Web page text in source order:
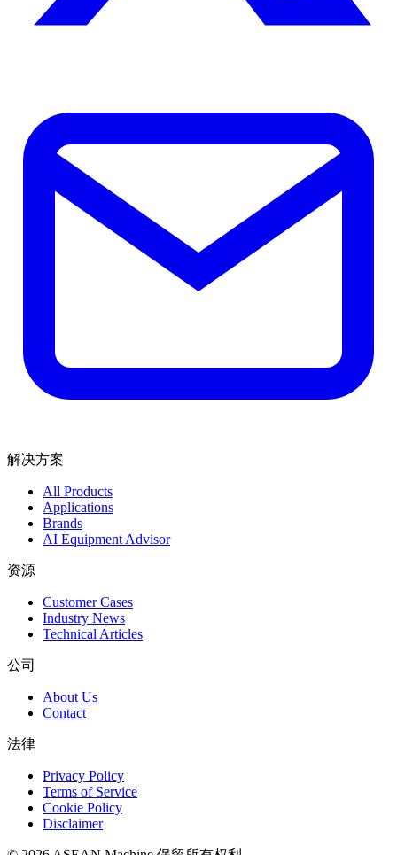
解决方案
All Products
Applications
Brands
AI Equipment Advisor
资源
Customer Cases
Industry News
Technical Articles
公司
About Us
Contact
法律
Privacy Policy
Terms of Service
Cookie Policy
Disclaimer